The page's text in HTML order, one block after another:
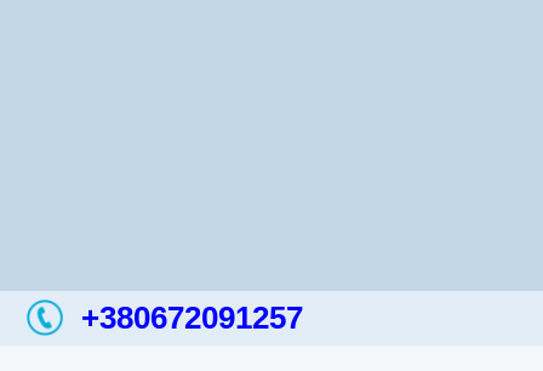
+380672091257